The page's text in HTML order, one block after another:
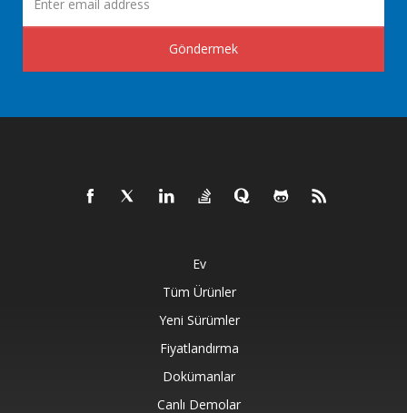
Göndermek
Ev
Tüm Ürünler
Yeni Sürümler
Fiyatlandırma
Dokümanlar
Canlı Demolar